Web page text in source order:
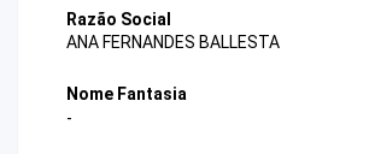
Razão Social
ANA FERNANDES BALLESTA
Nome Fantasia
-